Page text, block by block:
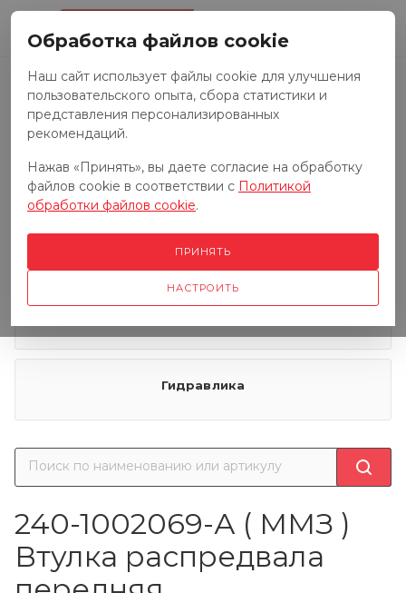
Запчасти к тракторам
Запчасти к грузовым автомобилям
Гидравлика
240-1002069-А ( ММЗ )
Втулка распредвала
Обработка файлов cookie
Наш сайт использует файлы cookie для улучшения
пользовательского опыта, сбора статистики и
представления персонализированных
рекомендаций.
Нажав «Принять», вы даете согласие на обработку
файлов cookie в соответствии с Политикой
обработки файлов cookie.
НАСТРОИТЬ
ПРИНЯТЬ